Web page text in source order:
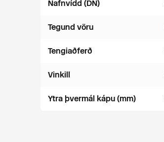
Nafnvídd (DN)
Tegund vöru
Tengiaðferð
Vinkill
Ytra þvermál kápu (mm)